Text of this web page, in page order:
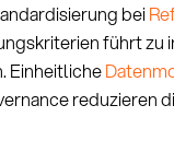
bei
führt zu
Einheitliche
reduzieren